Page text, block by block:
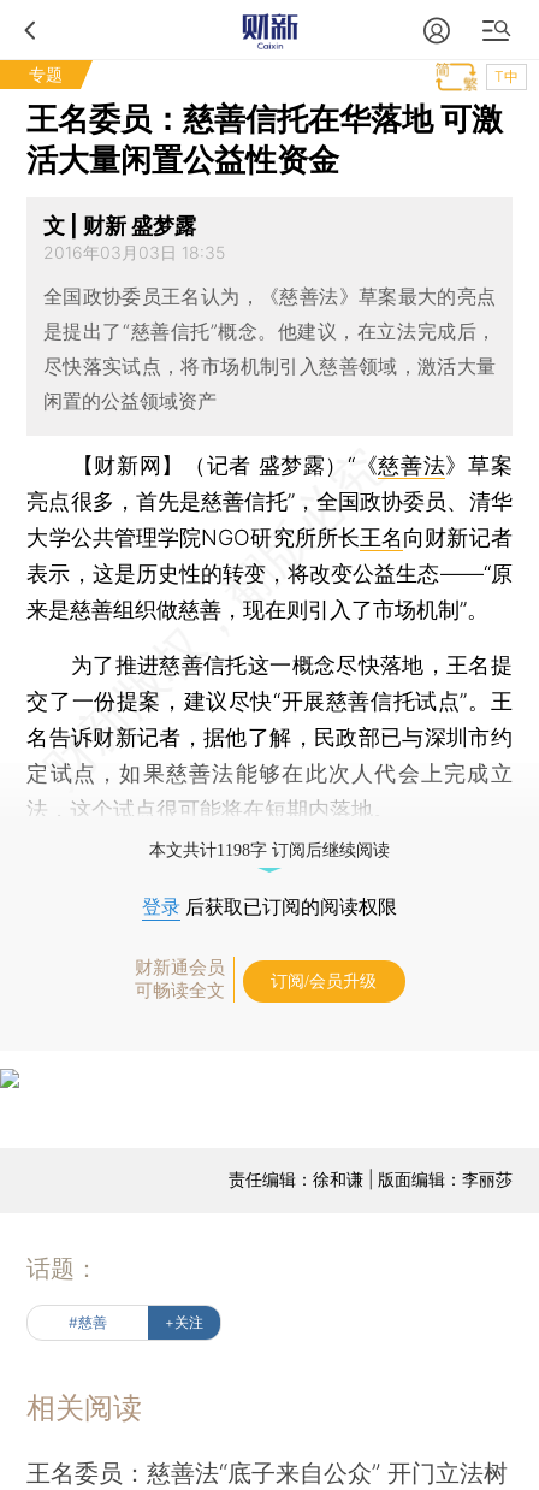
专题 T中
王名委员：慈善信托在华落地 可激
活大量闲置公益性资金
文 | 财新 盛梦露
2016年03月03日 18:35
全国政协委员王名认为，《慈善法》草案最大的亮点
是提出了“慈善信托”概念。他建议，在立法完成后，
尽快落实试点，将市场机制引入慈善领域，激活大量
闲置的公益领域资产
【财新网】（记者 盛梦露）“《慈善法》草案
亮点很多，首先是慈善信托”，全国政协委员、清华
大学公共管理学院NGO研究所所长王名向财新记者
表示，这是历史性的转变，将改变公益生态——“原
来是慈善组织做慈善，现在则引入了市场机制”。
为了推进慈善信托这一概念尽快落地，王名提
交了一份提案，建议尽快“开展慈善信托试点”。王
名告诉财新记者，据他了解，民政部已与深圳市约
定试点，如果慈善法能够在此次人代会上完成立
法，这个试点很可能将在短期内落地。
本文共计1198字 订阅后继续阅读
登录 后获取已订阅的阅读权限
财新通会员
可畅读全文
订阅/会员升级
责任编辑：徐和谦 | 版面编辑：李丽莎
话题：
#慈善 +关注
相关阅读
王名委员：慈善法“底子来自公众” 开门立法树